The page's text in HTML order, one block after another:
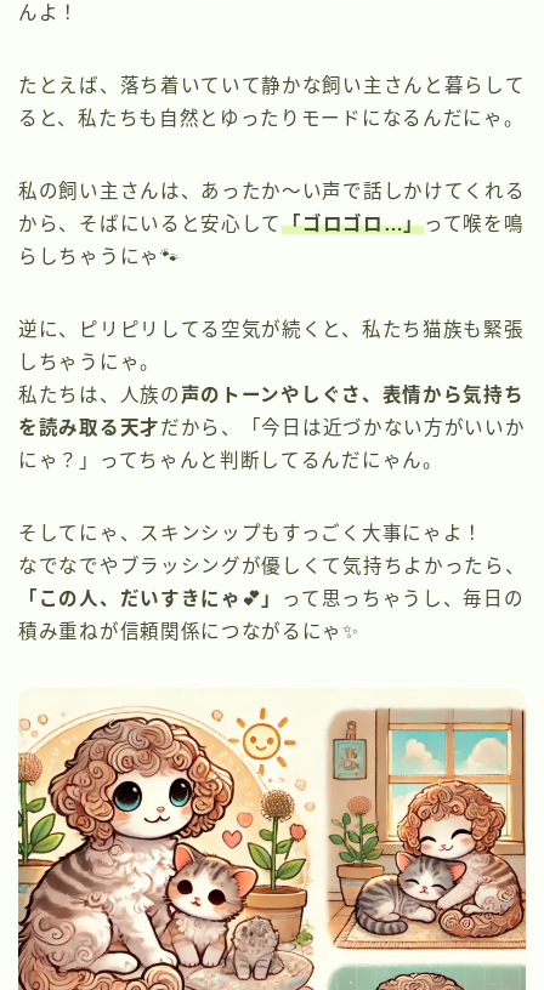
んよ！
たとえば、落ち着いていて静かな飼い主さんと暮らして
ると、私たちも自然とゆったりモードになるんだにゃ。
私の飼い主さんは、あったか〜い声で話しかけてくれる
から、そばにいると安心して「ゴロゴロ…」って喉を鳴
らしちゃうにゃ🐾
逆に、ピリピリしてる空気が続くと、私たち猫族も緊張
しちゃうにゃ。
私たちは、人族の 声のトーンやしぐさ、表情から気持ち
を読み取る天才だから、「今日は近づかない方がいいか
にゃ？」ってちゃんと判断してるんだにゃん。
そしてにゃ、スキンシップもすっごく大事にゃよ！
なでなでやブラッシングが優しくて気持ちよかったら、
「この人、だいすきにゃ💕」
って思っちゃうし、毎日の
積み重ねが信頼関係につながるにゃ✨